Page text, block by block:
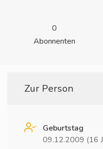
0
Abonnenten
Zur Person
Geburtstag
09.12.2009 (16